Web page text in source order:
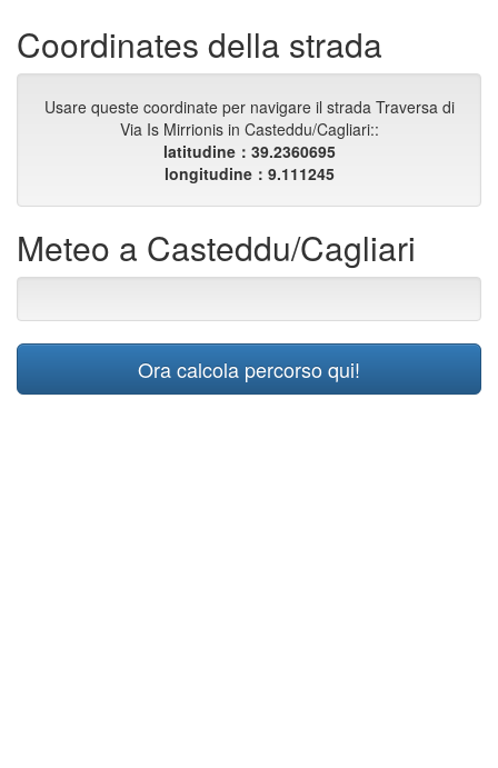
Coordinates della strada
Usare queste coordinate per navigare il strada Traversa di
Via Is Mirrionis in Casteddu/Cagliari::
latitudine：39.2360695
longitudine：9.111245
Meteo a Casteddu/Cagliari
Ora calcola percorso qui!